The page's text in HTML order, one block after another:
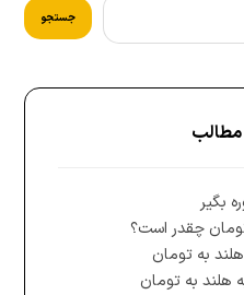
بگیر
چقدر است؟
به تومان
هلند به تومان